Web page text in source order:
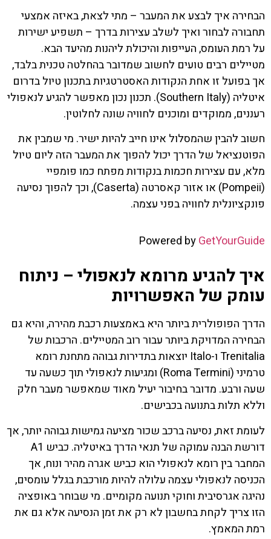
הבחירה איך לבצע את המעבר – מתי לצאת, באיזה אמצעי
תחבורה לבחור ואיך לשלב עצירות בדרך – תשפיע ישירות
על רמת העומס, העייפות והיכולת ליהנות מהיעד הבא.
מטיילים רבים טועים לחשוב שמדובר בהחלטה טכנית בלבד,
אך בפועל זו אחת הנקודות האסטרטגיות בתכנון טיול בדרום
איטליה (Southern Italy). תכנון נכון מאפשר להגיע לנאפולי
רעננים, ממוקדים ומוכנים לחוויה שונה לחלוטין.
חשוב להבין שהמסלול אינו חייב להיות ישיר. מי שמבין את
הפוטנציאל של הדרך יכול להפוך את המעבר הזה ליום טיול
מלא, עם עצירות חכמות בנקודות מפתח כמו פומפיי
(Pompeii) או אזור קאסרטה (Caserta), וכך להפוך נסיעה
פונקציונלית לחוויה בפני עצמה.
Powered byGetYourGuide
איך להגיע מרומא לנאפולי – ניתוח
עומק של האפשרויות
הדרך הפופולרית ביותר היא באמצעות רכבת מהירה, והיא גם
הבחירה המדויקת ביותר עבור רוב המטיילים. הרכבות של
Trenitalia ו-Italo יוצאות בתדירות גבוהה מתחנת רומא
טרמיני (Roma Termini) ומגיעות לנאפולי תוך כשעה עד
שעה ורבע. מדובר בחיבור יעיל מאוד שמאפשר מעבר חלק
וללא תלות בתנועה בכבישים.
לעומת זאת, נסיעה ברכב שכור מציעה גמישות גבוהה יותר, אך
דורשת הבנה עמוקה של תנאי הדרך באיטליה. כביש A1
המחבר בין רומא לנאפולי הוא כביש אגרה מהיר ונוח, אך
הכניסה לנאפולי עצמה עלולה להיות מורכבת בגלל עומסים,
נהיגה אגרסיבית וחוקי תנועה מקומיים. מי שבוחר באופציה
הזו צריך לקחת בחשבון לא רק את זמן הנסיעה אלא גם את
רמת המאמץ.